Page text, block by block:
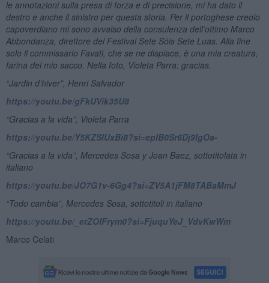
le annotazioni sulla presa di forza e di precisione, mi ha dato il
destro e anche il sinistro per questa storia. Per il portoghese creolo
capoverdiano mi sono avvalso della consulenza dell’ottimo Marco
Abbondanza, direttore del Festival Sete Sóis Sete Luas. Alla fine
solo il commissario Favati, che se ne dispiace, è una mia creatura,
farina del mio sacco. Nella foto, Violeta Parra: gracias.
“Jardin d’hiver”, Henri Salvador
https://youtu.be/gFkUVik35U8
“Gracias a la vida”, Violeta Parra
https://youtu.be/Y5KZSlUxBi8?si=epIB0Sr6Dj9IgOa-
“Gracias a la vida”, Mercedes Sosa y Joan Baez, sottotitolata in
italiano
https://youtu.be/JO7G1v-6Gg4?si=ZV5A1jFM8TABaMmJ
“Todo cambia”, Mercedes Sosa, sottotitoli in italiano
https://youtu.be/_erZOIFrym0?si=FjuquYeJ_VdvKwWm
Marco Celati